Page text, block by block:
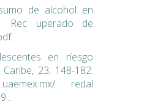
de alcohol en
Rec uperado de
en riesgo
23, 148-182.
redal
.